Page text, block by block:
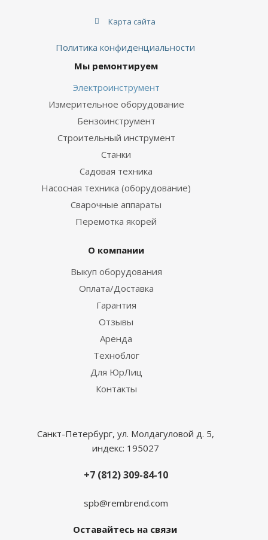
Карта сайта
Политика конфиденциальности
Мы ремонтируем
Электроинструмент
Измерительное оборудование
Бензоинструмент
Строительный инструмент
Станки
Садовая техника
Насосная техника (оборудование)
Сварочные аппараты
Перемотка якорей
О компании
Выкуп оборудования
Оплата/Доставка
Гарантия
Отзывы
Аренда
Техноблог
Для ЮрЛиц
Контакты
Санкт-Петербург, ул. Молдагуловой д. 5,
индекс: 195027
+7 (812) 309-84-10
spb@rembrend.com
Оставайтесь на связи